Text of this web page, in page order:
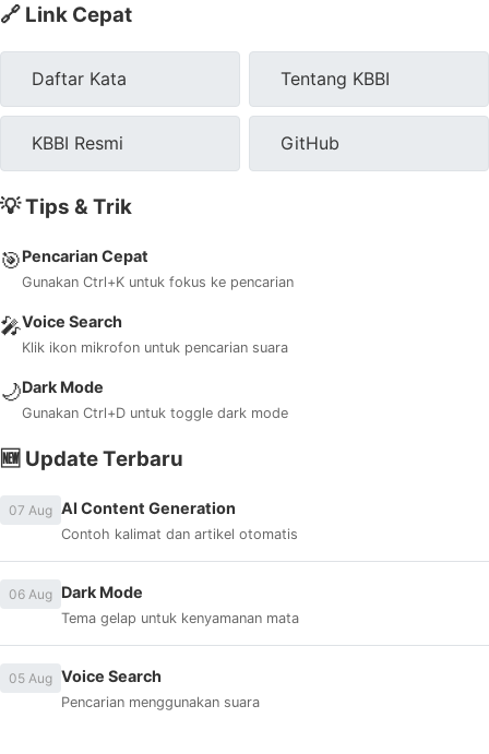
🔗 Link Cepat
Daftar Kata Tentang KBBI
KBBI Resmi GitHub
💡 Tips & Trik
🎯Pencarian Cepat
Gunakan Ctrl+K untuk fokus ke pencarian
🎤Voice Search
Klik ikon mikrofon untuk pencarian suara
🌙Dark Mode
Gunakan Ctrl+D untuk toggle dark mode
🆕 Update Terbaru
07 Aug AI Content Generation
Contoh kalimat dan artikel otomatis
06 Aug Dark Mode
Tema gelap untuk kenyamanan mata
05 Aug Voice Search
Pencarian menggunakan suara